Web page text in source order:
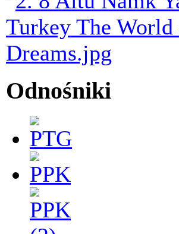
Odnośniki